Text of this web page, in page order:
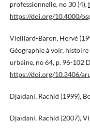
professionnelle, no 30 (4),
https://doi.org/10.4000/
Vieillard-Baron, Hervé
Géographie à voir, histoire
urbaine, no 64, p. 96-102
https://doi.org/10.3406/
Djaïdani, Rachid (1999),
Djaïdani, Rachid (2007),